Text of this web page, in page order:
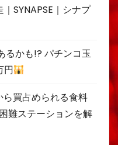
SYNAPSE｜シナプ
るかも!? パチンコ玉
円
買占められる食料
難ステーションを解